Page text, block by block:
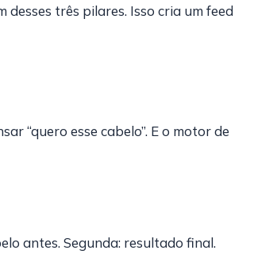
desses três pilares. Isso cria um feed
“quero esse cabelo”. E o motor de
antes. Segunda: resultado final.